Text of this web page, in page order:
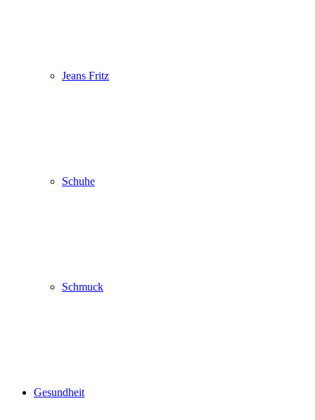
Jeans Fritz
Schuhe
Schmuck
Gesundheit